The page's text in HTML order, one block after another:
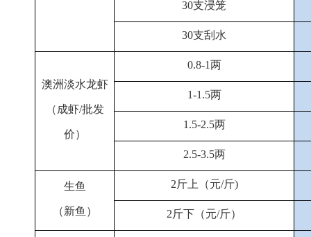
30支浸笼
30支刮水
澳洲淡水龙虾
（成虾/批发
价）
0.8-1两
1-1.5两
1.5-2.5两
2.5-3.5两
生鱼
（新鱼）
2斤上（元/斤)
2斤下（元/斤）